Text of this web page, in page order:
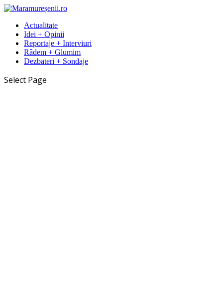
Actualitate
Idei + Opinii
Reportaje + Interviuri
Râdem + Glumim
Dezbateri + Sondaje
Select Page